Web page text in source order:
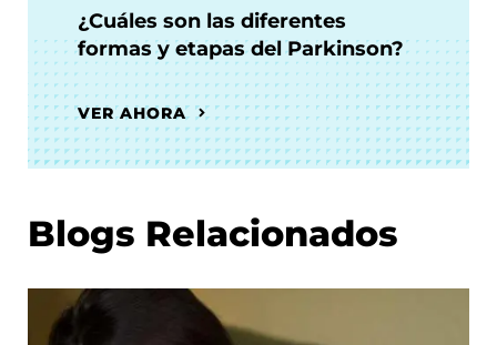
¿Cuáles son las diferentes
formas y etapas del Parkinson?
VER AHORA
Blogs Relacionados